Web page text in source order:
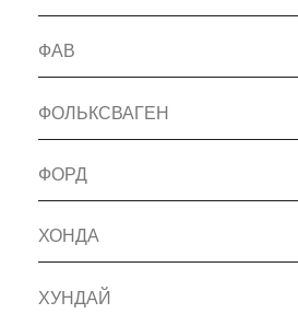
ФАВ
ФОЛЬКСВАГЕН
ФОРД
ХОНДА
ХУНДАЙ